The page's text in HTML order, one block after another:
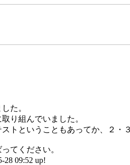
た。
り組んでいました。
トということもあってか、２・
てください。
09:52 up!